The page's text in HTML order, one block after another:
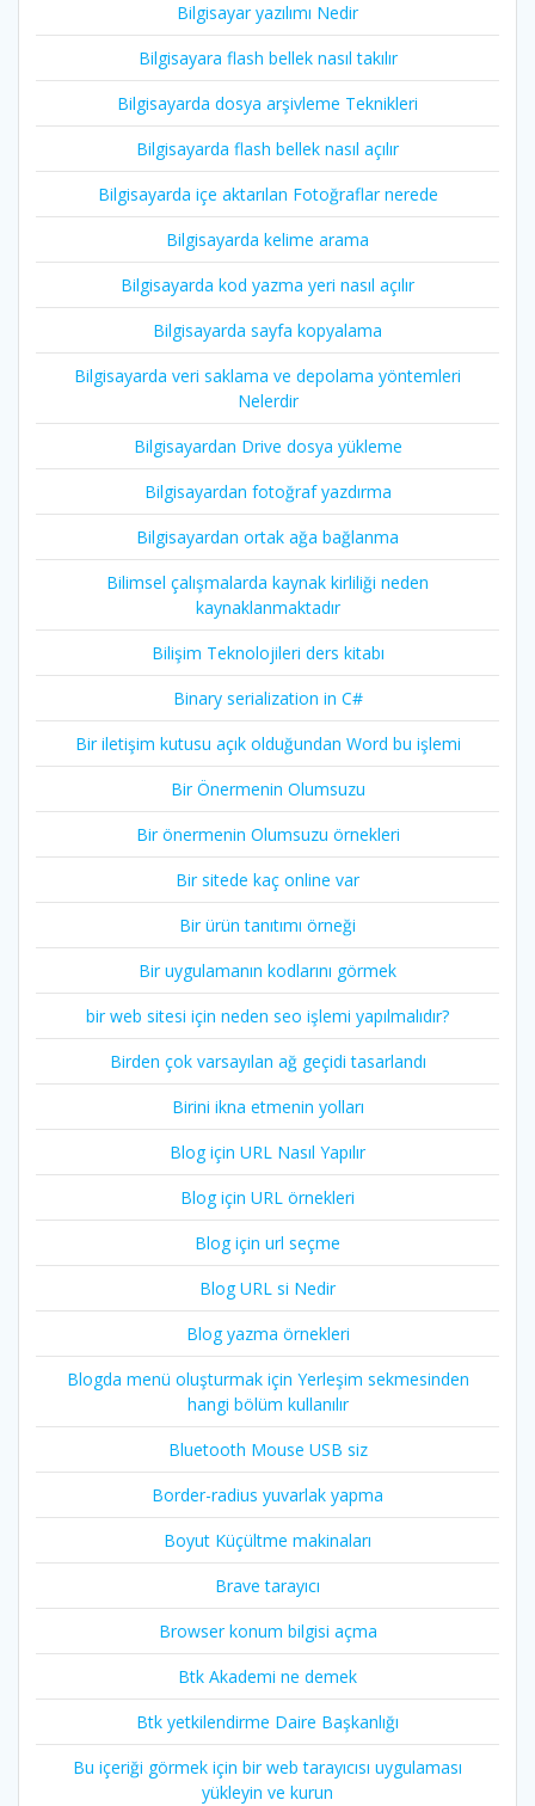
Bilgisayar yazılımı Nedir
Bilgisayara flash bellek nasıl takılır
Bilgisayarda dosya arşivleme Teknikleri
Bilgisayarda flash bellek nasıl açılır
Bilgisayarda içe aktarılan Fotoğraflar nerede
Bilgisayarda kelime arama
Bilgisayarda kod yazma yeri nasıl açılır
Bilgisayarda sayfa kopyalama
Bilgisayarda veri saklama ve depolama yöntemleri
Nelerdir
Bilgisayardan Drive dosya yükleme
Bilgisayardan fotoğraf yazdırma
Bilgisayardan ortak ağa bağlanma
Bilimsel çalışmalarda kaynak kirliliği neden
kaynaklanmaktadır
Bilişim Teknolojileri ders kitabı
Binary serialization in C#
Bir iletişim kutusu açık olduğundan Word bu işlemi
Bir Önermenin Olumsuzu
Bir önermenin Olumsuzu örnekleri
Bir sitede kaç online var
Bir ürün tanıtımı örneği
Bir uygulamanın kodlarını görmek
bir web sitesi için neden seo işlemi yapılmalıdır?
Birden çok varsayılan ağ geçidi tasarlandı
Birini ikna etmenin yolları
Blog için URL Nasıl Yapılır
Blog için URL örnekleri
Blog için url seçme
Blog URL si Nedir
Blog yazma örnekleri
Blogda menü oluşturmak için Yerleşim sekmesinden
hangi bölüm kullanılır
Bluetooth Mouse USB siz
Border-radius yuvarlak yapma
Boyut Küçültme makinaları
Brave tarayıcı
Browser konum bilgisi açma
Btk Akademi ne demek
Btk yetkilendirme Daire Başkanlığı
Bu içeriği görmek için bir web tarayıcısı uygulaması
yükleyin ve kurun